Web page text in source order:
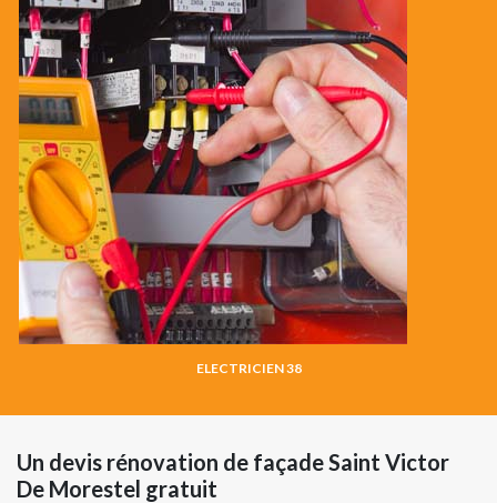
ELECTRICIEN 38
Un devis rénovation de façade Saint Victor
De Morestel gratuit